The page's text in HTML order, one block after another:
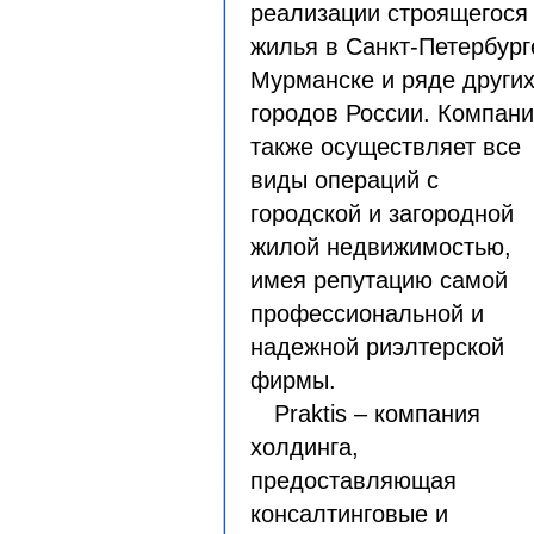
реализации строящегося
жилья в Санкт-
Мурманске и ряде других
городов России.
также осуществляет все
виды операций с
городской и загородной
жилой недвижимостью,
имея репутацию самой
профессиональной и
надежной риэлтерской
фирмы.
Praktis – компания
холдинга,
предоставляющая
консалтинговые и